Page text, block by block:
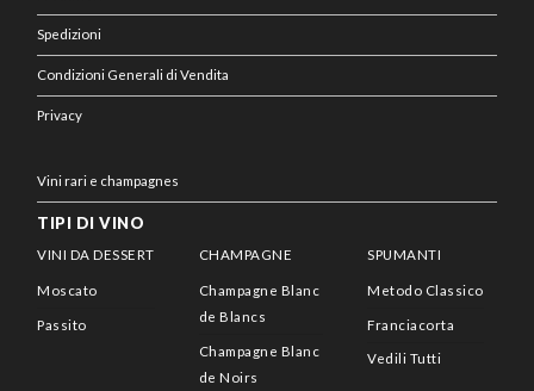
Spedizioni
Condizioni Generali di Vendita
Privacy
Vini rari e champagnes
TIPI DI VINO
VINI DA DESSERT
Moscato
Passito
CHAMPAGNE
Champagne Blanc
de Blancs
Champagne Blanc
de Noirs
SPUMANTI
Metodo Classico
Franciacorta
Vedili Tutti